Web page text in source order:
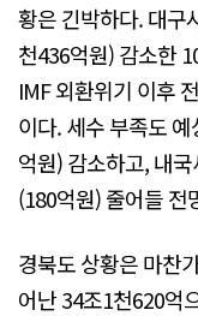
황은 긴박하다. 대구
천436억원) 감소한
IMF 외환위기 이후
이다. 세수 부족도
억원) 감소하고, 내
(180억원) 줄어들 전
경북도 상황은 마찬
어난 34조1천620억